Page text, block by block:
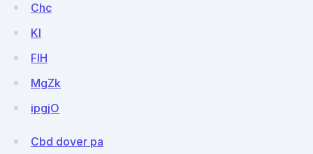
Chc
Kl
FIH
MgZk
ipgjO
Cbd dover pa